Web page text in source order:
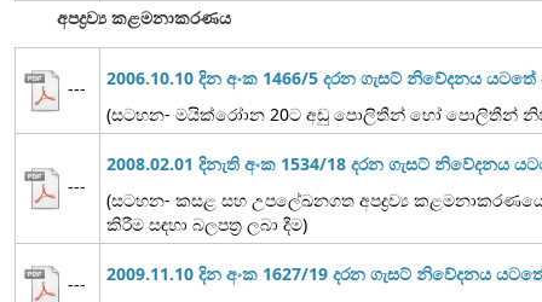
අපද්‍රව්‍ය කළමනාකරණය
---
2006.10.10 දින අංක 1466/5 දරන ගැසට් නිවේදනය
(සටහන- මයික්රෝාන 20ට අඩු පොලිතීන් හෝ පොලිතීන්
---
2008.02.01 දිනැති අංක 1534/18 දරන ගැසට් නිවේදනය
(සටහන- කසළ සහ උපලේඛනගත අපද්‍රව්‍ය
කිරීම සඳහා බලපත්‍ර ලබා දීම)
---
2009.11.10 දින අංක 1627/19 දරන ගැසට් නිවේදනය